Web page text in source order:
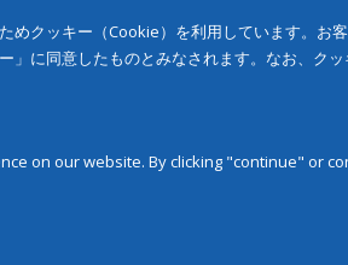
めクッキー（Cookie）を利用しています。
」に同意したものとみなされます。なお、クッ
on our website. By clicking "continue" or